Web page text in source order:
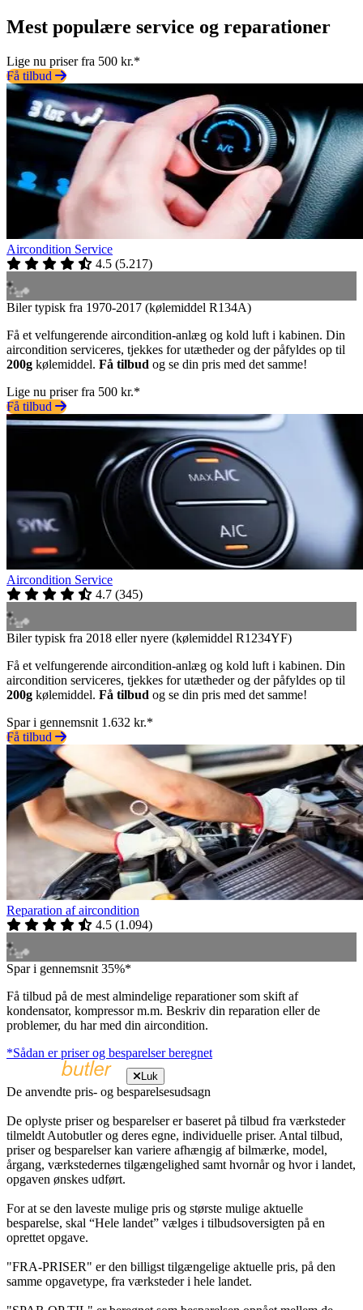
Mest populære service og reparationer
Lige nu priser fra 500 kr.*
Få tilbud
Aircondition Service
4.5 (5.217)
Biler typisk fra 1970-2017 (kølemiddel R134A)
Få et velfungerende aircondition-anlæg og kold luft i kabinen. Din
aircondition serviceres, tjekkes for utætheder og der påfyldes op til
200g kølemiddel. Få tilbud og se din pris med det samme!
Lige nu priser fra 500 kr.*
Få tilbud
Aircondition Service
4.7 (345)
Biler typisk fra 2018 eller nyere (kølemiddel R1234YF)
Få et velfungerende aircondition-anlæg og kold luft i kabinen. Din
aircondition serviceres, tjekkes for utætheder og der påfyldes op til
200g kølemiddel. Få tilbud og se din pris med det samme!
Spar i gennemsnit 1.632 kr.*
Få tilbud
Reparation af aircondition
4.5 (1.094)
Spar i gennemsnit 35%*
Få tilbud på de mest almindelige reparationer som skift af
kondensator, kompressor m.m. Beskriv din reparation eller de
problemer, du har med din aircondition.
*Sådan er priser og besparelser beregnet
Luk
De anvendte pris- og besparelsesudsagn
De oplyste priser og besparelser er baseret på tilbud fra værksteder
tilmeldt Autobutler og deres egne, individuelle priser. Antal tilbud,
priser og besparelser kan variere afhængig af bilmærke, model,
årgang, værkstedernes tilgængelighed samt hvornår og hvor i landet,
opgaven ønskes udført.
For at se den laveste mulige pris og største mulige aktuelle
besparelse, skal “Hele landet” vælges i tilbudsoversigten på en
oprettet opgave.
"FRA-PRISER" er den billigst tilgængelige aktuelle pris, på den
samme opgavetype, fra værksteder i hele landet.